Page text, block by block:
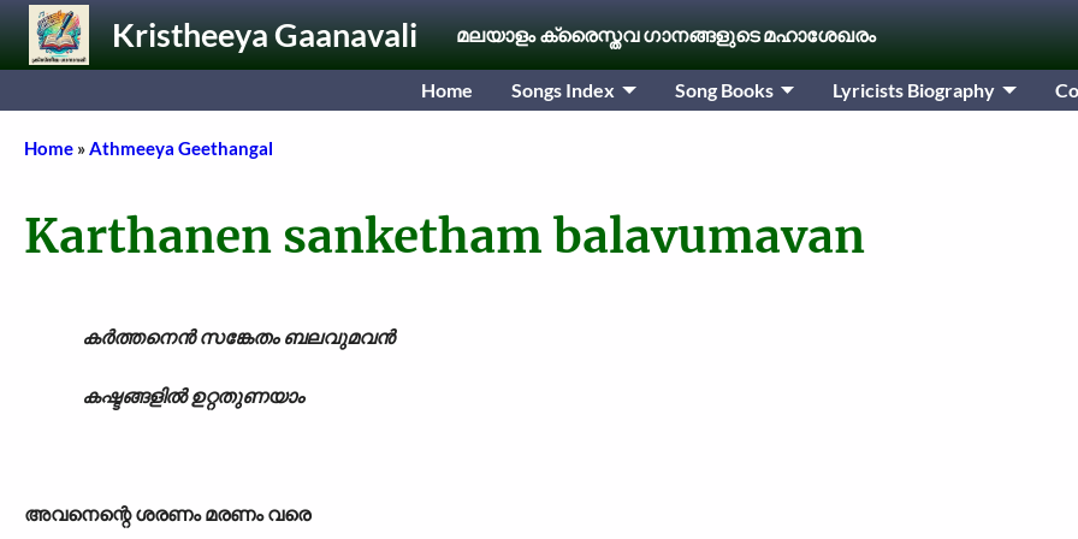
Skip to main contentKristheeya Gaanavali മലയാളം ക്രൈസ്തവ ഗാനങ്ങളുടെ മഹാശേഖരം
Home Songs Index Song Books Lyricists Biography
Breadcrumb
Home Athmeeya Geethangal
Karthanen sanketham balavumavan
കർത്തനെൻ സങ്കേതം ബലവുമവൻ
കഷ്ടങ്ങളിൽ ഉറ്റതുണയാം
അവനെന്റെ ശരണം മരണം വരെ